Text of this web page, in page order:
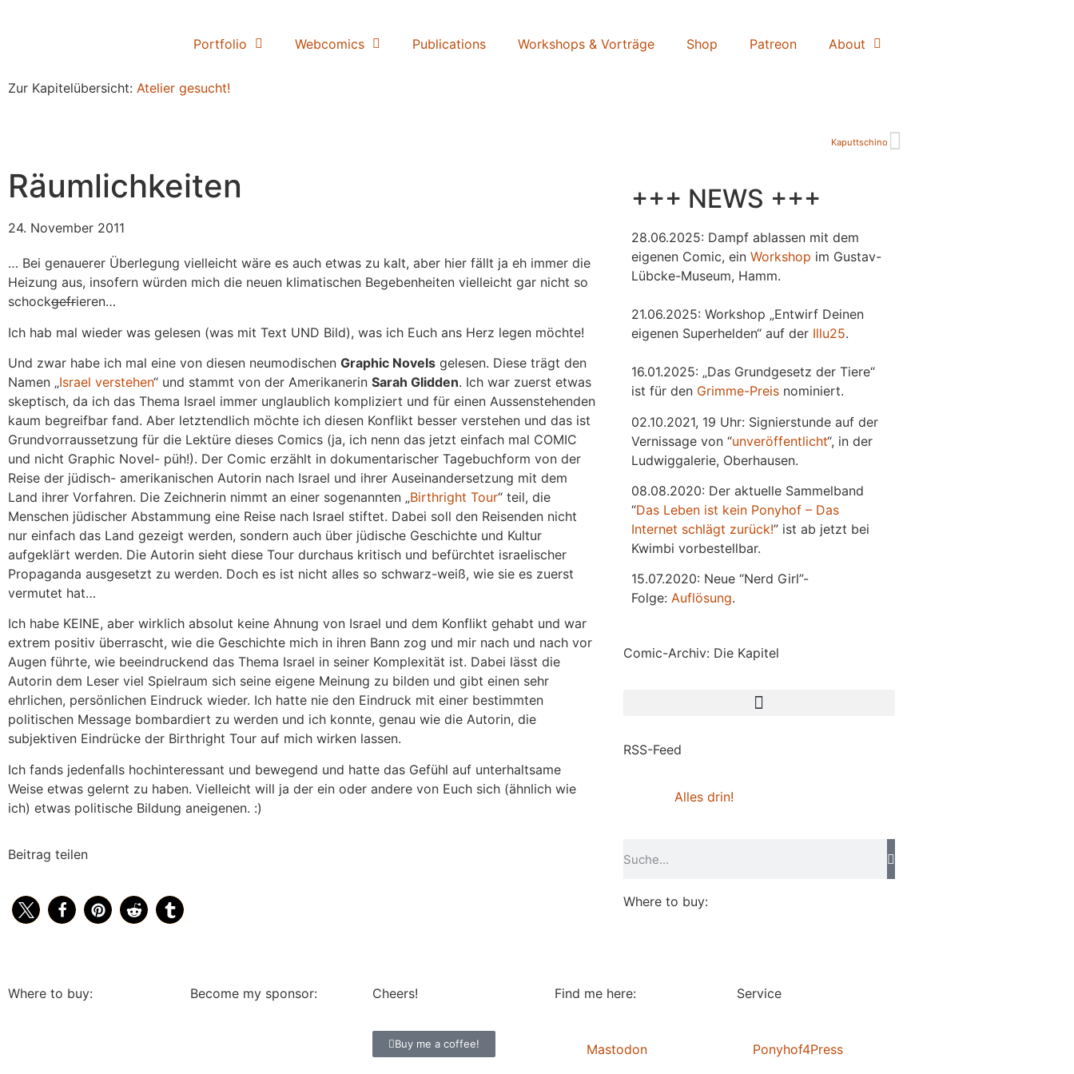
Portfolio Webcomics Publications Workshops & Vorträge Shop Patreon About
Zur Kapitelübersicht: Atelier gesucht!
Kaputtschino
Räumlichkeiten
24. November 2011
… Bei genauerer Überlegung vielleicht wäre es auch etwas zu kalt, aber hier fällt ja eh immer die
Heizung aus, insofern würden mich die neuen klimatischen Begebenheiten vielleicht gar nicht so
schockgefrieren…
Ich hab mal wieder was gelesen (was mit Text UND Bild), was ich Euch ans Herz legen möchte!
Und zwar habe ich mal eine von diesen neumodischen Graphic Novels gelesen. Diese trägt den
Namen „Israel verstehen“ und stammt von der Amerikanerin Sarah Glidden. Ich war zuerst etwas
skeptisch, da ich das Thema Israel immer unglaublich kompliziert und für einen Aussenstehenden
kaum begreifbar fand. Aber letztendlich möchte ich diesen Konflikt besser verstehen und das ist
Grundvorraussetzung für die Lektüre dieses Comics (ja, ich nenn das jetzt einfach mal COMIC
und nicht Graphic Novel- püh!). Der Comic erzählt in dokumentarischer Tagebuchform von der
Reise der jüdisch- amerikanischen Autorin nach Israel und ihrer Auseinandersetzung mit dem
Land ihrer Vorfahren. Die Zeichnerin nimmt an einer sogenannten „Birthright Tour“ teil, die
Menschen jüdischer Abstammung eine Reise nach Israel stiftet. Dabei soll den Reisenden nicht
nur einfach das Land gezeigt werden, sondern auch über jüdische Geschichte und Kultur
aufgeklärt werden. Die Autorin sieht diese Tour durchaus kritisch und befürchtet israelischer
Propaganda ausgesetzt zu werden. Doch es ist nicht alles so schwarz-weiß, wie sie es zuerst
vermutet hat…
Ich habe KEINE, aber wirklich absolut keine Ahnung von Israel und dem Konflikt gehabt und war
extrem positiv überrascht, wie die Geschichte mich in ihren Bann zog und mir nach und nach vor
Augen führte, wie beeindruckend das Thema Israel in seiner Komplexität ist. Dabei lässt die
Autorin dem Leser viel Spielraum sich seine eigene Meinung zu bilden und gibt einen sehr
ehrlichen, persönlichen Eindruck wieder. Ich hatte nie den Eindruck mit einer bestimmten
politischen Message bombardiert zu werden und ich konnte, genau wie die Autorin, die
subjektiven Eindrücke der Birthright Tour auf mich wirken lassen.
Ich fands jedenfalls hochinteressant und bewegend und hatte das Gefühl auf unterhaltsame
Weise etwas gelernt zu haben. Vielleicht will ja der ein oder andere von Euch sich (ähnlich wie
ich) etwas politische Bildung aneigenen. :)
Beitrag teilen
+++ NEWS +++
28.06.2025: Dampf ablassen mit dem
eigenen Comic, ein Workshop im Gustav-
Lübcke-Museum, Hamm.
21.06.2025: Workshop „Entwirf Deinen
eigenen Superhelden“ auf der Illu25.
16.01.2025: „Das Grundgesetz der Tiere“
ist für den Grimme-Preisnominiert.
02.10.2021, 19 Uhr: Signierstunde auf der
Vernissage von “unveröffentlicht“, in der
Ludwiggalerie, Oberhausen.
08.08.2020: Der aktuelle Sammelband
“DasLebenist kein Ponyhof – Das
Internet schlägt zurück!” ist ab jetzt bei
Kwimbi vorbestellbar.
15.07.2020: Neue “Nerd Girl”-
Folge: Auflösung.
Comic-Archiv: Die Kapitel
RSS-Feed
Alles drin!
Where to buy:
Where to buy: Become my sponsor: Cheers!
Buy me a coffee!
Find me here:
Mastodon
Service
Ponyhof4Press